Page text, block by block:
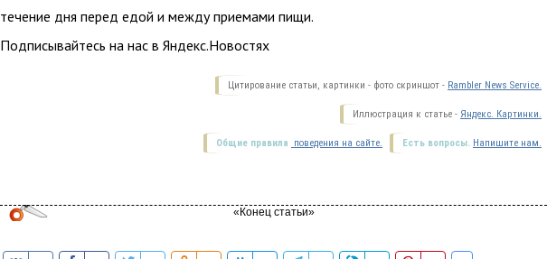
течение дня перед едой и между приемами пищи.
Подписывайтесь на нас в Яндекс.Новостях
Цитирование статьи, картинки - фото скриншот - Rambler News Service.
Иллюстрация к статье - Яндекс. Картинки.
Есть вопросы. Напишите нам.
Общие правила поведения на сайте.